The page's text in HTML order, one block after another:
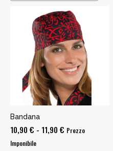
Bandana
10,90 € - 11,90 € Fascia
Prezzo
Imponibile